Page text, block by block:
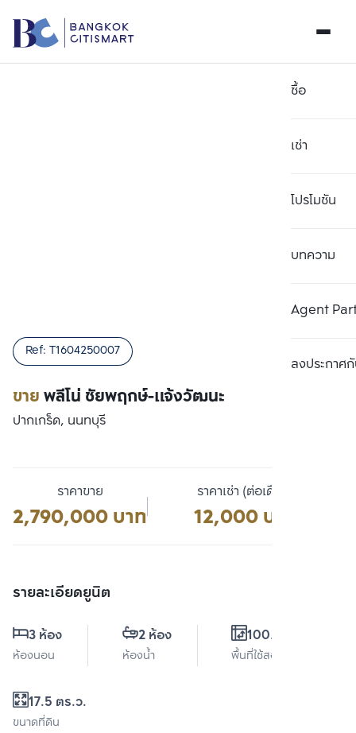
ซื้อ
เช่า
โปรโมชัน
บทความ
Agent
ลงประกาศกั
ขายพลีโน่ ชัยพฤกษ์-แจ้งวัฒนะ
Ref: T1604250007
ปากเกร็ด, นนทบุรี
ราคาขาย
2,790,000 บาท
ราคาเช่า (ต่อเดือน)
12,000 บาท
รายละเอียดยูนิต
3 ห้อง
ห้องนอน
2 ห้อง
ห้องน้ำ
100.6 ตร.ม.
พื้นที่ใช้สอย
17.5 ตร.ว.
ขนาดที่ดิน
เปรียบเทียบ